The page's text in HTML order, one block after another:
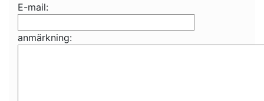
E-mail:
anmärkning: